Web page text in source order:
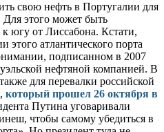
свою нефть в Португалии для
этого может быть
югу от Лиссабона. Кстати,
этого атлантического порта
подписанном в 2007
нефтяной компанией. В
для перевалки российской
который прошел 26 октября в
Путина уговаривали
чтобы самому убедиться в